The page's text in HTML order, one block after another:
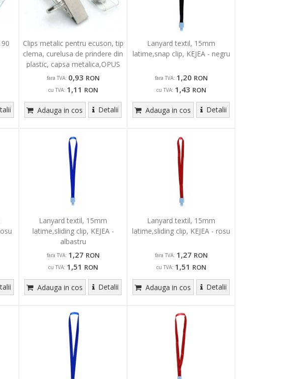
Clips metalic pentru ecuson, tip
clema, curelusa de prindere din
plastic, capsa metalica,OPUS
fara TVA: 0,93 RON
cu TVA: 1,11 RON
Adauga in cos Detalii
Lanyard textil, 15mm
latime,snap clip, KEJEA - negru
fara TVA: 1,20 RON
cu TVA: 1,43 RON
Adauga in cos Detalii
Lanyard textil, 15mm
latime,sliding clip, KEJEA -
albastru
fara TVA: 1,27 RON
cu TVA: 1,51 RON
Adauga in cos Detalii
Lanyard textil, 15mm
latime,sliding clip, KEJEA - rosu
fara TVA: 1,27 RON
cu TVA: 1,51 RON
Adauga in cos Detalii